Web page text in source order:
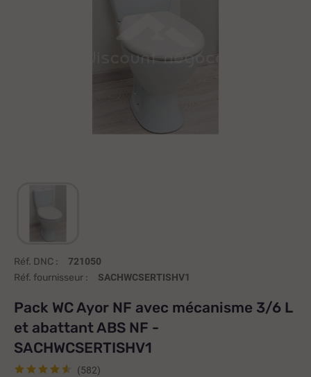
Réf. DNC : 721050
Réf. fournisseur : SACHWCSERTISHV1
Pack WC Ayor NF avec mécanisme 3/6 L
et abattant ABS NF -
SACHWCSERTISHV1
(582)